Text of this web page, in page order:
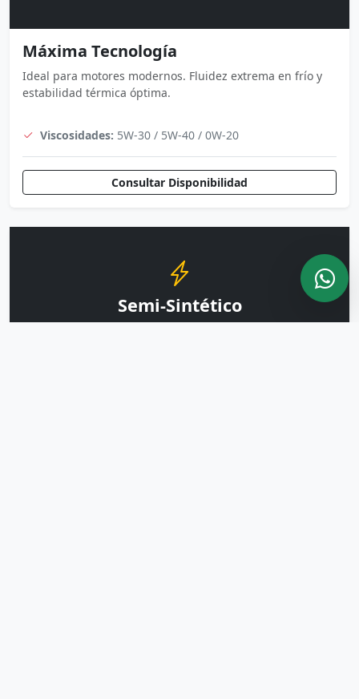
Máxima Tecnología
Ideal para motores modernos. Fluidez extrema en frío y
estabilidad térmica óptima.
Viscosidades: 5W-30 / 5W-40 / 0W-20
Consultar Disponibilidad
Semi-Sintético